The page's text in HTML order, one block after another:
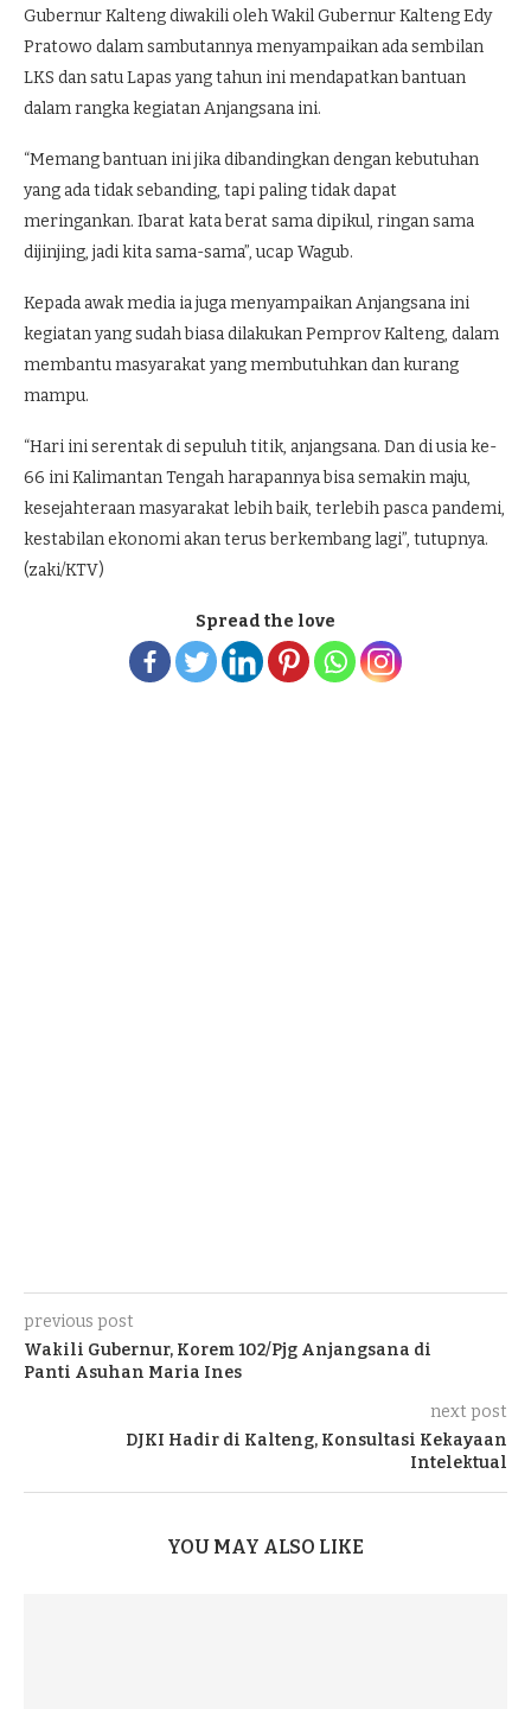
Gubernur Kalteng diwakili oleh Wakil Gubernur Kalteng Edy
Pratowo dalam sambutannya menyampaikan ada sembilan
LKS dan satu Lapas yang tahun ini mendapatkan bantuan
dalam rangka kegiatan Anjangsana ini.
“Memang bantuan ini jika dibandingkan dengan kebutuhan
yang ada tidak sebanding, tapi paling tidak dapat
meringankan. Ibarat kata berat sama dipikul, ringan sama
dijinjing, jadi kita sama-sama”, ucap Wagub.
Kepada awak media ia juga menyampaikan Anjangsana ini
kegiatan yang sudah biasa dilakukan Pemprov Kalteng, dalam
membantu masyarakat yang membutuhkan dan kurang
mampu.
“Hari ini serentak di sepuluh titik, anjangsana. Dan di usia ke-
66 ini Kalimantan Tengah harapannya bisa semakin maju,
kesejahteraan masyarakat lebih baik, terlebih pasca pandemi,
kestabilan ekonomi akan terus berkembang lagi”, tutupnya.
(zaki/KTV)
Spread the love
previous post
Wakili Gubernur, Korem 102/Pjg Anjangsana di
Panti Asuhan Maria Ines
next post
DJKI Hadir di Kalteng, Konsultasi Kekayaan
Intelektual
YOU MAY ALSO LIKE